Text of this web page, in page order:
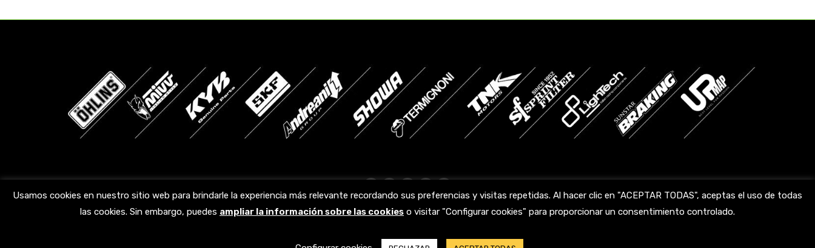
Facebook
page
X
page
in
YouTube
page
in
Linkedin
page
in
Instagram
page
in
Usamos cookies en nuestro sitio web para brindarle la experiencia más relevante recordando sus preferencias y visitas repetidas. Al hacer clic en "ACEPTAR TODAS", aceptas el uso de todas
las cookies. Sin embargo, puedes ampliar la información sobre las cookies o visitar "Configurar cookies" para proporcionar un consentimiento controlado.